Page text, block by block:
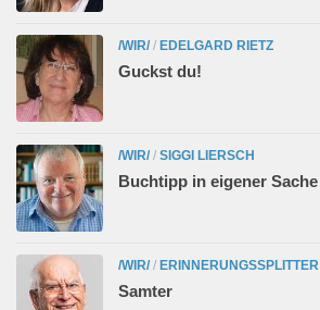
/WIR/ / EDELGARD RIETZ
Guckst du!
/WIR/ / SIGGI LIERSCH
Buchtipp in eigener Sache
/WIR/ / ERINNERUNGSSPLITTER
Samter